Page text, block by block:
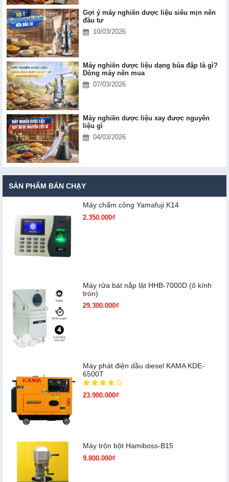
Gợi ý máy nghiền dược liệu siêu mịn nên
đầu tư
10/03/2026
Máy nghiền dược liệu dạng búa đập là gì?
Dòng máy nên mua
07/03/2026
Máy nghiền dược liệu xay được nguyên
liệu gì
04/03/2026
SẢN PHẨM BÁN CHẠY
Máy chấm cô​ng Yamafuji K14
2.350.000₫
Máy rửa bát nắp lật HHB-7000D (ô kính
tròn)
29.300.000₫
Máy phát điện dầu diesel KAMA KDE-
6500T
23.900.000₫
Máy trộn bột Hamiboss-B15
9.800.000₫